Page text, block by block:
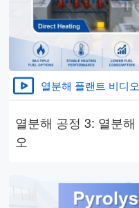
열분해 플랜트 비디오
열분해 공정 3: 열분
오